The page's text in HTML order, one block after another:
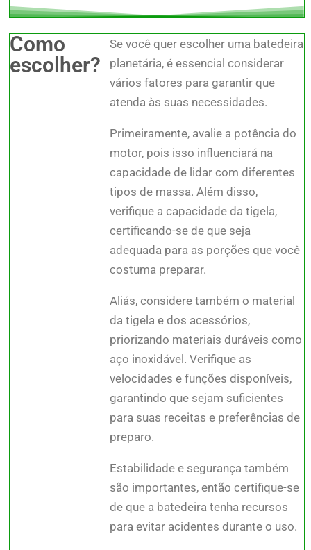
Como
escolher?
Se você quer escolher uma batedeira
planetária, é essencial considerar
vários fatores para garantir que
atenda às suas necessidades.
Primeiramente, avalie a potência do
motor, pois isso influenciará na
capacidade de lidar com diferentes
tipos de massa. Além disso,
verifique a capacidade da tigela,
certificando-se de que seja
adequada para as porções que você
costuma preparar.
Aliás, considere também o material
da tigela e dos acessórios,
priorizando materiais duráveis como
aço inoxidável. Verifique as
velocidades e funções disponíveis,
garantindo que sejam suficientes
para suas receitas e preferências de
preparo.
Estabilidade e segurança também
são importantes, então certifique-se
de que a batedeira tenha recursos
para evitar acidentes durante o uso.